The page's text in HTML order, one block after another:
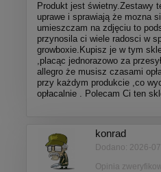
Produkt jest świetny.Zestawy
uprawe i sprawiają że mozna
umieszczam na zdjęciu to
przynosila ci wiele radosci w
growboxie.Kupisz je w tym
,placąc jednorazowo za
allegro że musisz czasami
przy każdym produkcie ,co
opłacalnie . Polecam Ci ten
konrad
Dodano: 2026-
Opinia